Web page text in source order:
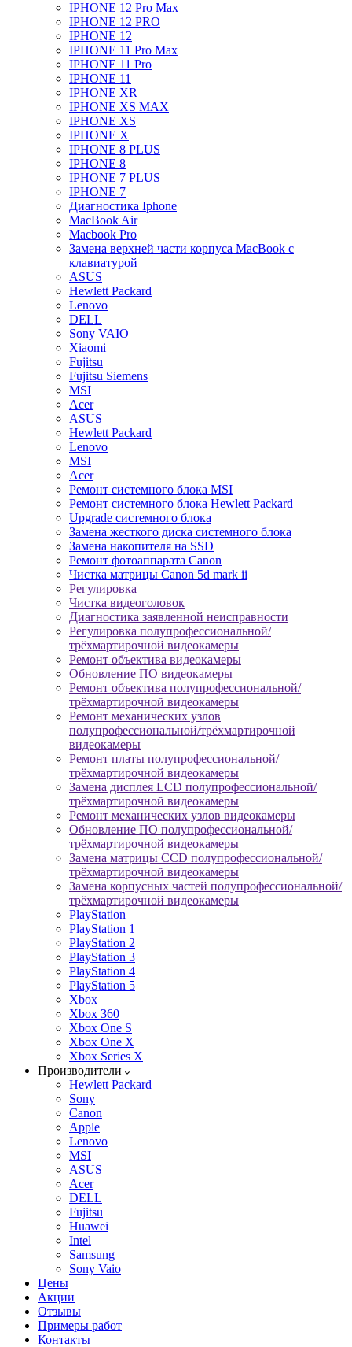
IPHONE 12 Pro Max
IPHONE 12 PRO
IPHONE 12
IPHONE 11 Pro Max
IPHONE 11 Pro
IPHONE 11
IPHONE XR
IPHONE XS MAX
IPHONE XS
IPHONE X
IPHONE 8 PLUS
IPHONE 8
IPHONE 7 PLUS
IPHONE 7
Диагностика Iphone
MacBook Air
Macbook Pro
Замена верхней части корпуса MacBook с
клавиатурой
ASUS
Hewlett Packard
Lenovo
DELL
Sony VAIO
Xiaomi
Fujitsu
Fujitsu Siemens
MSI
Acer
ASUS
Hewlett Packard
Lenovo
MSI
Acer
Ремонт системного блока MSI
Ремонт системного блока Hewlett Packard
Upgrade системного блока
Замена жесткого диска системного блока
Замена накопителя на SSD
Ремонт фотоаппарата Canon
Чистка матрицы Canon 5d mark ii
Регулировка
Чистка видеоголовок
Диагностика заявленной неисправности
Регулировка полупрофессиональной/
трёхмартирочной видеокамеры
Ремонт объектива видеокамеры
Обновление ПО видеокамеры
Ремонт объектива полупрофессиональной/
трёхмартирочной видеокамеры
Ремонт механических узлов
полупрофессиональной/трёхмартирочной
видеокамеры
Ремонт платы полупрофессиональной/
трёхмартирочной видеокамеры
Замена дисплея LCD полупрофессиональной/
трёхмартирочной видеокамеры
Ремонт механических узлов видеокамеры
Обновление ПО полупрофессиональной/
трёхмартирочной видеокамеры
Замена матрицы CCD полупрофессиональной/
трёхмартирочной видеокамеры
Замена корпусных частей полупрофессиональной/
трёхмартирочной видеокамеры
PlayStation
PlayStation 1
PlayStation 2
PlayStation 3
PlayStation 4
PlayStation 5
Xbox
Xbox 360
Xbox One S
Xbox One X
Xbox Series X
Производители
Hewlett Packard
Sony
Canon
Apple
Lenovo
MSI
ASUS
Acer
DELL
Fujitsu
Huawei
Intel
Samsung
Sony Vaio
Цены
Акции
Отзывы
Примеры работ
Контакты